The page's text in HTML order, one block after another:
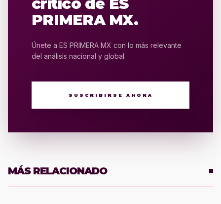
crítico de ES
PRIMERA MX.
Únete a ES PRIMERA MX con lo más relevante
del análisis nacional y global.
SUSCRIBIRSE AHORA
MÁS RELACIONADO